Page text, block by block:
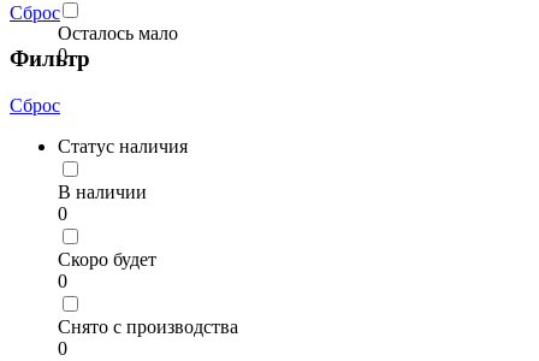
Осталось мало
0
Сброс
Фильтр
Сброс
Статус наличия
В наличии
0
Скоро будет
0
Снято с производства
0